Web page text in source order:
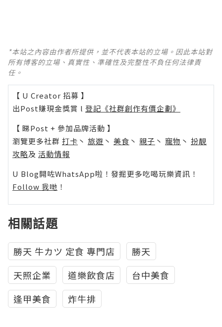
*本站之內容由作者所提供，並不代表本站的立場。因此本站對
所有博客的立場、真實性、準確性及完整性不負任何法律責
任。
【 U Creator 招募 】
出Post賺現金獎賞 l 登記《社群創作有價企劃》
【 睇Post + 參加品牌活動 】
瀏覽更多社群 打卡 丶 旅遊 丶 美食 丶 親子 丶 寵物 丶 扮靚
攻略及 活動情報
U Blog開咗WhatsApp啦！發掘更多吃喝玩樂資訊！
Follow 我哋 ！
相關話題
勝天 牛カツ 定食 專門店
勝天
天照企業
道樂飲食店
台中美食
逢甲美食
炸牛排